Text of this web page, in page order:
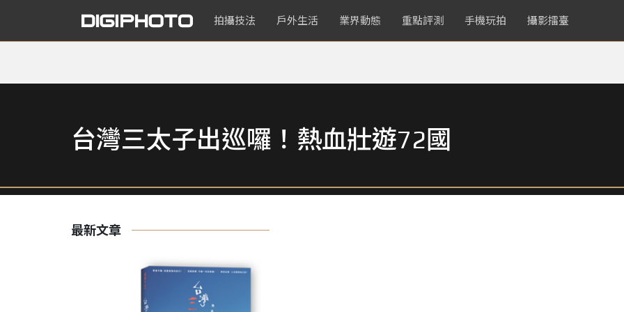
拍攝技法 戶外生活 業界動態 重點評測 手機玩拍 攝影擂臺
台灣三太子出巡囉！熱血壯遊72國
最新文章